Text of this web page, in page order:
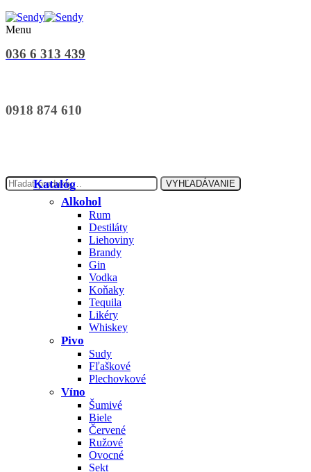
Menu
036 6 313 439
0918 874 610
VYHĽADÁVANIE
Katalóg
Alkohol
Rum
Destiláty
Liehoviny
Brandy
Gin
Vodka
Koňaky
Tequila
Likéry
Whiskey
Pivo
Sudy
Fľaškové
Plechovkové
Víno
Šumivé
Biele
Červené
Ružové
Ovocné
Sekt